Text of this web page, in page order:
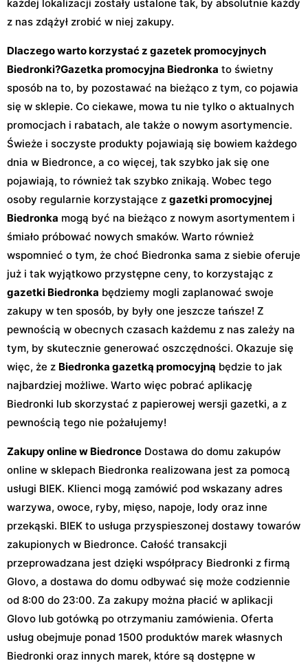
każdej lokalizacji zostały ustalone tak, by absolutnie każdy
z nas zdążył zrobić w niej zakupy.
Dlaczego warto korzystać z gazetek promocyjnych
Biedronki?Gazetka promocyjna Biedronka to świetny
sposób na to, by pozostawać na bieżąco z tym, co pojawia
się w sklepie. Co ciekawe, mowa tu nie tylko o aktualnych
promocjach i rabatach, ale także o nowym asortymencie.
Świeże i soczyste produkty pojawiają się bowiem każdego
dnia w Biedronce, a co więcej, tak szybko jak się one
pojawiają, to również tak szybko znikają. Wobec tego
osoby regularnie korzystające z gazetki promocyjnej
Biedronka mogą być na bieżąco z nowym asortymentem i
śmiało próbować nowych smaków. Warto również
wspomnieć o tym, że choć Biedronka sama z siebie oferuje
już i tak wyjątkowo przystępne ceny, to korzystając z
gazetki Biedronka będziemy mogli zaplanować swoje
zakupy w ten sposób, by były one jeszcze tańsze! Z
pewnością w obecnych czasach każdemu z nas zależy na
tym, by skutecznie generować oszczędności. Okazuje się
więc, że z Biedronka gazetką promocyjną będzie to jak
najbardziej możliwe. Warto więc pobrać aplikację
Biedronki lub skorzystać z papierowej wersji gazetki, a z
pewnością tego nie pożałujemy!
Zakupy online w Biedronce Dostawa do domu zakupów
online w sklepach Biedronka realizowana jest za pomocą
usługi BIEK. Klienci mogą zamówić pod wskazany adres
warzywa, owoce, ryby, mięso, napoje, lody oraz inne
przekąski. BIEK to usługa przyspieszonej dostawy towarów
zakupionych w Biedronce. Całość transakcji
przeprowadzana jest dzięki współpracy Biedronki z firmą
Glovo, a dostawa do domu odbywać się może codziennie
od 8:00 do 23:00. Za zakupy można płacić w aplikacji
Glovo lub gotówką po otrzymaniu zamówienia. Oferta
usług obejmuje ponad 1500 produktów marek własnych
Biedronki oraz innych marek, które są dostępne w